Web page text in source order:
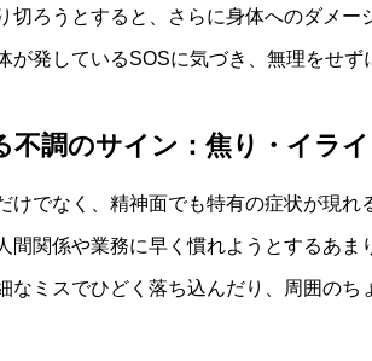
切ろうとすると、さらに身体へのダメー
が発しているSOSに気づき、無理をせず
不調のサイン：焦り・イラ
けでなく、精神面でも特有の症状が現れ
間関係や業務に早く慣れようとするあま
なミスでひどく落ち込んだり、周囲の